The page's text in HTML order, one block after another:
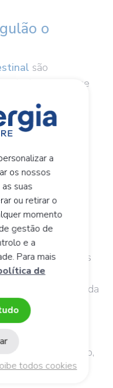
o
são
pensa-se
da população
como tendo
e/ou fezes
se está
as fezes não
a absorver
duras e mais
muito mais
os homens. Os
a sofrer de
seu estilo de vida
sedentarismo
dificulta o
variada e
de mastigação,
a
os nossos
suas
ou retirar o
momento
gestão de
e a
Para mais
de
todos cookies